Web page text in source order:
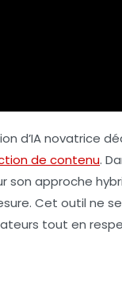
d’IAnovatrice
de contenu.
son approche
Cet outil ne
tout en